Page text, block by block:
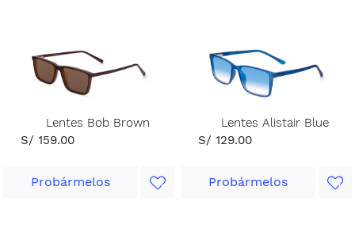
Lentes Bob Brown
S/ 159.00
Probármelos
Lentes Alistair Blue
S/ 129.00
Probármelos